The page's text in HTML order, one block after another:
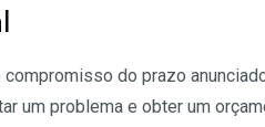
compromisso do prazo
um problema e obter um